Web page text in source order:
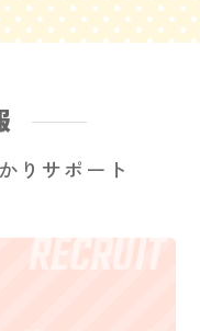
りサポート